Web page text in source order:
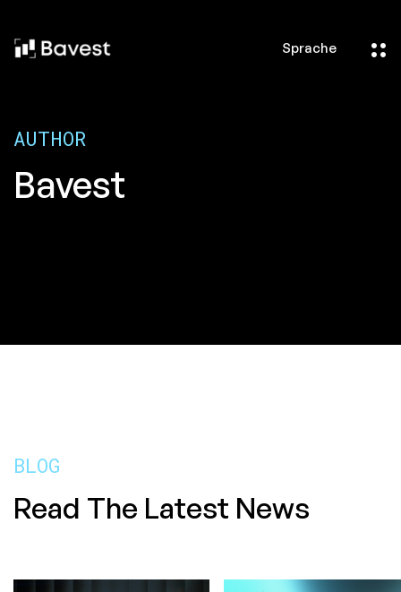
Sprache
AUTHOR
Bavest
BLOG
Read The Latest News